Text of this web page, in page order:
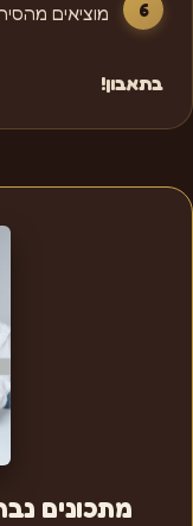
מוציאים
בתאבון!
מתכונים